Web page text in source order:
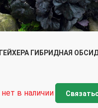
ГЕЙХЕРА ГИБРИДНАЯ
нет в наличии